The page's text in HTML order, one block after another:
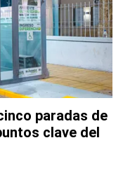
paradas de
clave del